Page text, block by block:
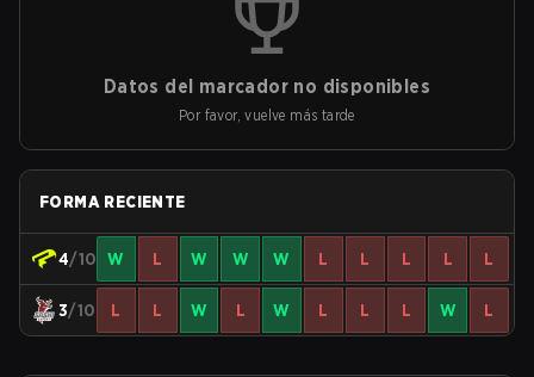
Datos del marcador no disponibles
Por favor, vuelve más tarde
FORMA RECIENTE
4/10 W L W W W L L L L L
3/10 L L W L W L L L W L